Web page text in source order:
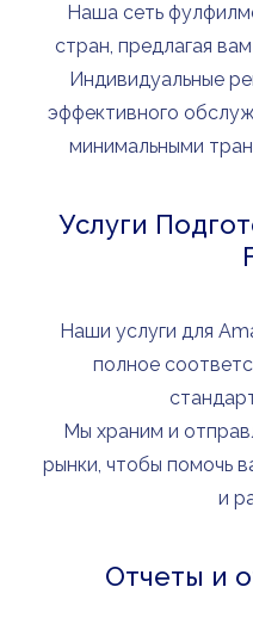
Наша сеть
стран, предлагая
Индивидуальные
эффективного
минимальными
Услуги
Наши услуги для
полное
Мы храним и
рынки, чтобы помочь
и
Отчеты и